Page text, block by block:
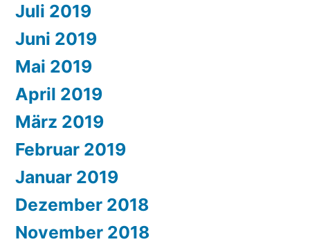
Juli 2019
Juni 2019
Mai 2019
April 2019
März 2019
Februar 2019
Januar 2019
Dezember 2018
November 2018